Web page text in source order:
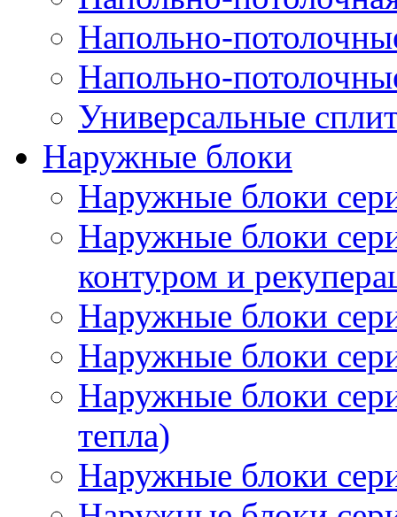
Напольно-
Напольно-
Универсальные
Наружные блоки
Наружные блоки
Наружные блоки
контуром и
Наружные блоки
Наружные блоки
Наружные блоки
тепла)
Наружные блоки